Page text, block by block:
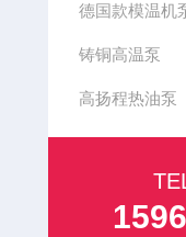
德国款模温机
铸铜高温泵
高扬程热油泵